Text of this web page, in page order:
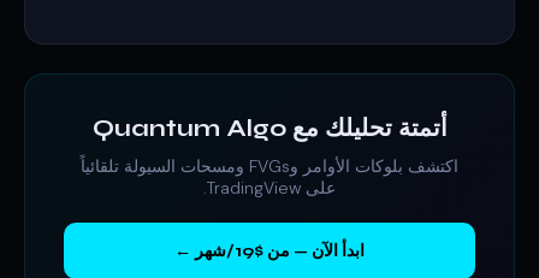
أتمتة تحليلك مع Quantum Algo
اكتشف بلوكات الأوامر وFVGs ومسحات السيولة تلقائياً
على TradingView.
ابدأ الآن — من $19/شهر ←